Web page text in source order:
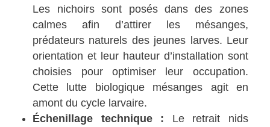
Les nichoirs sont posés dans des zones
calmes afin d’attirer les mésanges,
prédateurs naturels des jeunes larves. Leur
orientation et leur hauteur d’installation sont
choisies pour optimiser leur occupation.
Cette lutte biologique mésanges agit en
amont du cycle larvaire.
Échenillage technique : Le retrait nids